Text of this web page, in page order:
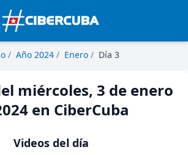
/ Año 2024 / Enero / Día 3
miércoles, 3 de enero
en CiberCuba
Videos del día